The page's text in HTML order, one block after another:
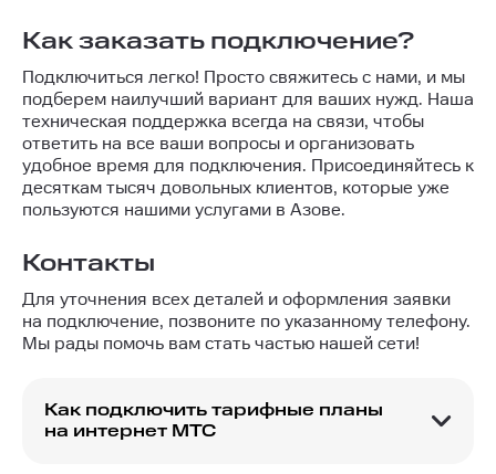
Как заказать подключение?
Подключиться легко! Просто свяжитесь с нами, и мы
подберем наилучший вариант для ваших нужд. Наша
техническая поддержка всегда на связи, чтобы
ответить на все ваши вопросы и организовать
удобное время для подключения. Присоединяйтесь к
десяткам тысяч довольных клиентов, которые уже
пользуются нашими услугами в Азове.
Контакты
Для уточнения всех деталей и оформления заявки
на подключение, позвоните по указанному телефону.
Мы рады помочь вам стать частью нашей сети!
Как подключить тарифные планы
на интернет МТС